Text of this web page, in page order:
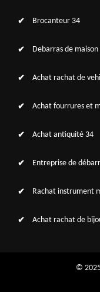
Brocanteur 34
Debarras de
Achat rachat de
Achat fourrures et
Achat antiquité 34
Entreprise de
Rachat instrument
Achat rachat de
©